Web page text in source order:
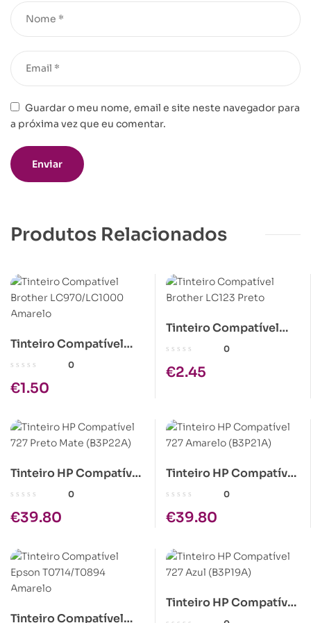
Guardar o meu nome, email e site neste navegador para
a próxima vez que eu comentar.
Produtos Relacionados
Tinteiro Compatível
Brother LC970/LC1000
0
€1.50
Tinteiro Compatível
Brother LC123 Preto
0
€2.45
Tinteiro HP Compatível
727 Preto Mate
0
€39.80
Tinteiro HP Compatível
727 Amarelo (B3P21A)
0
€39.80
Tinteiro Compatível
Tinteiro HP Compatível
727 Azul (B3P19A)